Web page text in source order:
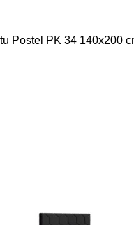
Postel PK 34 140x200